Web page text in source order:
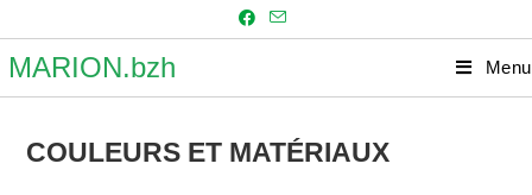
MARION.bzh Menu
COULEURS ET MATÉRIAUX